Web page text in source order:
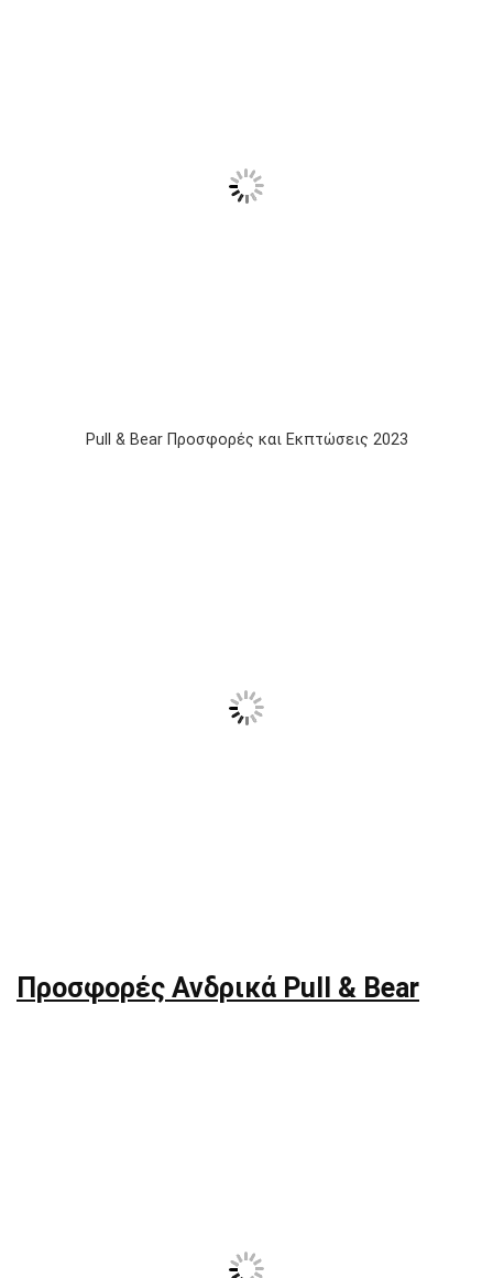
Pull & Bear Προσφορές και Εκπτώσεις 2023
Προσφορές Ανδρικά Pull & Bear